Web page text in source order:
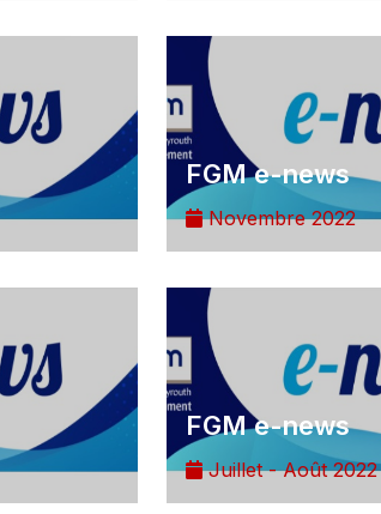
FGM e-news
Novembre 2022
FGM e-news
Juillet - Août 2022